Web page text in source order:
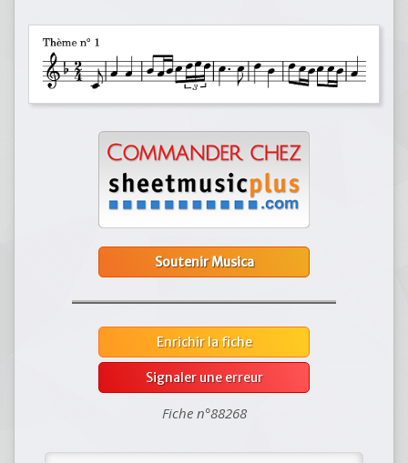
Soutenir Musica
Enrichir la fiche
Signaler une erreur
Fiche n°88268